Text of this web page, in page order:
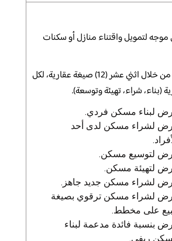
موجه لتمويل واقتناء منازل أو سكنات
من خلال اثني عشر (12) صيغة عقارية، لكل
(بناء، شراء، تهيئة وتوسعة).
لبناء مسكن فردي.
لشراء مسكن لدى أحد
لتوسيع مسكن.
لتهيئة مسكن.
لشراء مسكن جديد جاهز.
لشراء مسكن ترقوي بصيغة
على مخطط.
بنسبة فائدة مدعمة لبناء
ريفي.